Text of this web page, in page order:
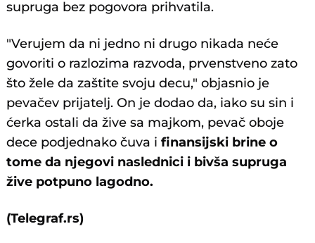
supruga bez pogovora prihvatila.
"Verujem da ni jedno ni drugo nikada neće
govoriti o razlozima razvoda, prvenstveno zato
što žele da zaštite svoju decu," objasnio je
pevačev prijatelj. On je dodao da, iako su sin i
ćerka ostali da žive sa majkom, pevač oboje
dece podjednako čuva ifinansijski brine o
tome da njegovi naslednici i bivša supruga
žive potpuno lagodno.
(Telegraf.rs)